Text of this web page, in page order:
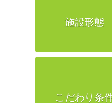
施設形態
こだわり条